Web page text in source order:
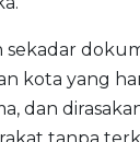
sekadar
kota yang
dan